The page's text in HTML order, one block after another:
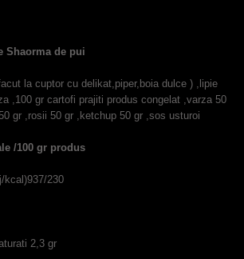
Shaorma de pui
la cuptor cu delikat,piper,boia dulce ) ,lipie
,100 gr cartofi prajiti produs congelat ,varza 50
gr ,rosii 50 gr ,ketchup 50 gr ,sos usturoi
/100 gr produs
kcal)937/230
2,3 gr